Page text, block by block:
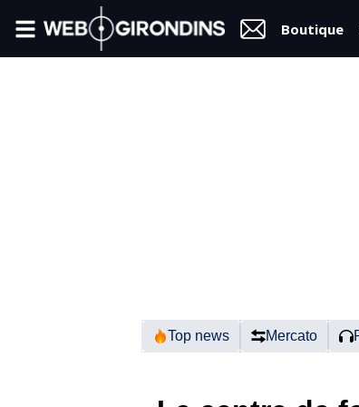
Boutique
Top news Mercato